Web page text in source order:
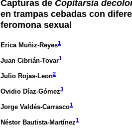
Capturas de Copitarsia
en trampas cebadas con
feromona sexual
Erica Muñiz-Reyes1
Juan Cibrián-Tovar1
Julio Rojas-Leon2
Ovidio Díaz-Gómez3
Jorge Valdés-Carrasco1
Néstor Bautista-Martínez1